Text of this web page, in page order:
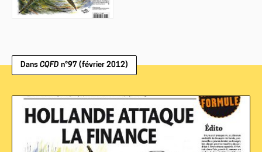
Dans CQFD n°97 (février 2012)